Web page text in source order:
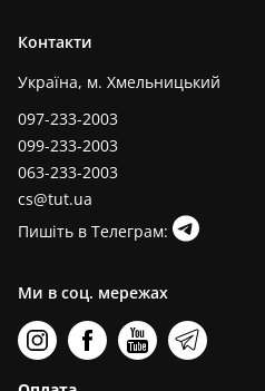
Контакти
Україна, м. Хмельницький
097-233-2003
099-233-2003
063-233-2003
cs@tut.ua
Пишіть в Телеграм:
Ми в соц. мережах